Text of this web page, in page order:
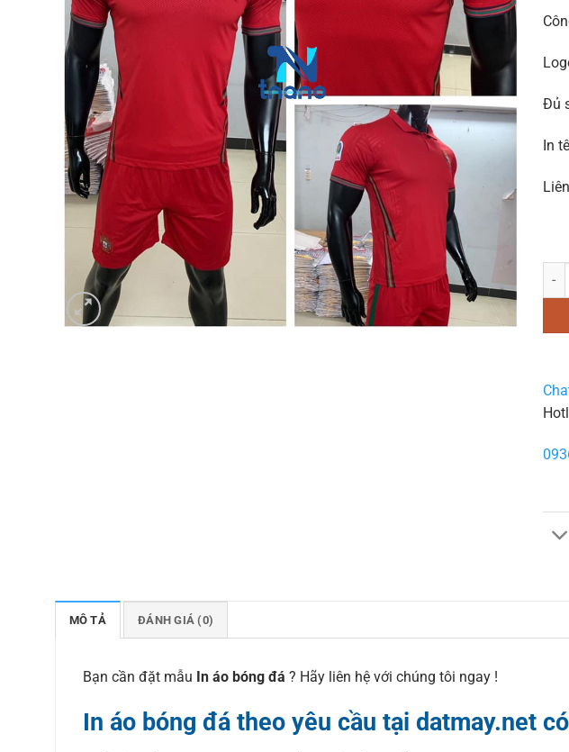
Đủ
In
In
MÔ TẢ ĐÁNH GIÁ (0)
Bạn cần đặt mẫu In áo bóng đá ? Hãy liên hệ với chúng tôi ngay !
In áo bóng đá theo yêu cầu tại datmay.net